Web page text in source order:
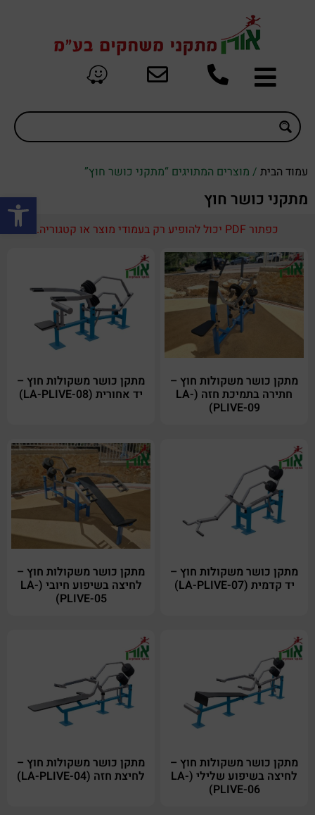
פתח
עמוד הבית / מוצרים המתויגים “מתקני כושר חוץ”
מתקני כושר חוץ
כפתור PDF יכול להופיע רק בעמודי מוצר או קטגוריה.
מתקן כושר משקולות חוץ –
חתירה בתמיכת חזה (LA-
PLIVE-09)
מתקן כושר משקולות חוץ –
יד אחורית (LA-PLIVE-08)
מתקן כושר משקולות חוץ –
יד קדמית (LA-PLIVE-07)
מתקן כושר משקולות חוץ –
לחיצה בשיפוע חיובי (LA-
PLIVE-05)
מתקן כושר משקולות חוץ –
לחיצה בשיפוע שלילי (LA-
PLIVE-06)
מתקן כושר משקולות חוץ –
לחיצת חזה (LA-PLIVE-04)